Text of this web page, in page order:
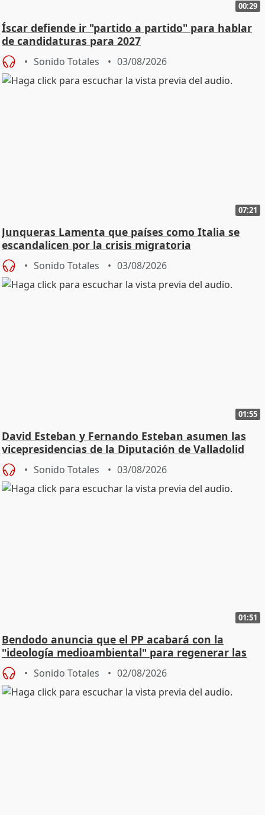
00:29
Íscar defiende ir "partido a partido" para hablar
de candidaturas para 2027
Sonido Totales 03/08/2026
07:21
Junqueras Lamenta que países como Italia se
escandalicen por la crisis migratoria
Sonido Totales 03/08/2026
01:55
David Esteban y Fernando Esteban asumen las
vicepresidencias de la Diputación de Valladolid
Sonido Totales 03/08/2026
01:51
Bendodo anuncia que el PP acabará con la
"ideología medioambiental" para regenerar las
playas
Sonido Totales 02/08/2026